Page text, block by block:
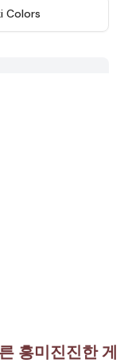
Colors
흥미진진한 게